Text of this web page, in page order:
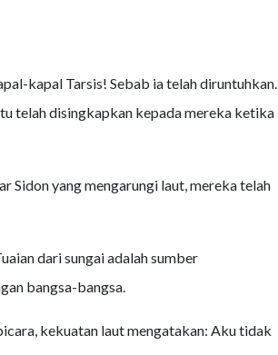
kapal Tarsis! Sebab ia telah diruntuhkan.
telah disingkapkan kepada mereka ketika
Sidon yang mengarungi laut, mereka telah
dari sungai adalah sumber
bangsa-bangsa.
kekuatan laut mengatakan: Aku tidak